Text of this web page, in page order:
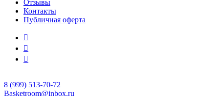
Отзывы
Контакты
Публичная оферта
8 (999) 513-70-72
Basketroom@inbox.ru